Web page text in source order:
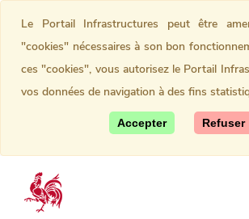
Le Portail Infrastructures peut être
"cookies" nécessaires à son bon
ces "cookies", vous autorisez le Portail
vos données de navigation à des fins
Accepter Refuser